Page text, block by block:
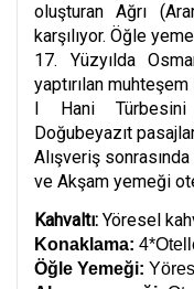
oluşturan Ağrı
karşılıyor. Öğle
17. Yüzyılda
yaptırılan
I Hani
Doğubeyazıt
Alışveriş
ve Akşam yemeği
Kahvaltı: Yöresel
Konaklama:
Öğle Yemeği: